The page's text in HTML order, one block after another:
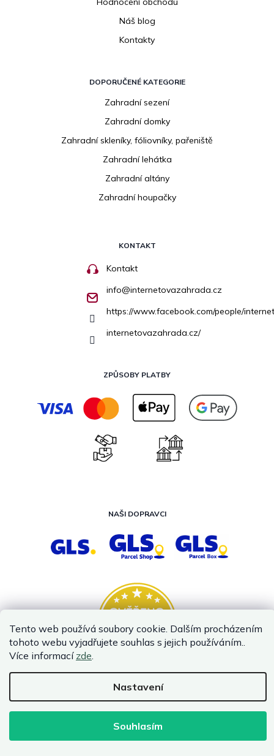
Tento web používá soubory cookie. Dalším procházením
tohoto webu vyjadřujete souhlas s jejich používáním..
Více informací zde.
Nastavení
Souhlasím
Infolinka je z technických příčin nedostupná. Kontaktujte
nás prosím emailem.
Náš blog
Kontakty
DOPORUČENÉ KATEGORIE
Zahradní sezení
Zahradní domky
Zahradní skleníky, fóliovníky, pařeniště
Zahradní lehátka
Zahradní altány
Zahradní houpačky
KONTAKT
Kontakt
info@internetovazahrada.cz
https://www.facebook.com/people/
internetovazahrada.cz/
ZPŮSOBY PLATBY
NAŠI DOPRAVCI
Vytvořil Shoptet